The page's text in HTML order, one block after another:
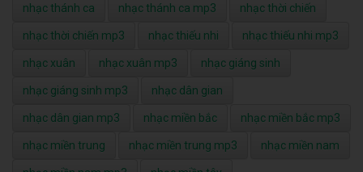
nhạc thánh ca nhạc thánh ca mp3 nhạc thời chiến
nhạc thời chiến mp3 nhạc thiếu nhi nhạc thiếu nhi mp3
nhạc xuân nhạc xuân mp3 nhạc giáng sinh
nhạc giáng sinh mp3 nhạc dân gian
nhạc dân gian mp3 nhạc miền bắc nhạc miền bắc mp3
nhạc miền trung nhạc miền trung mp3 nhạc miền nam